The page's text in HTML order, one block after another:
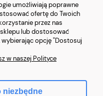
umożliwiają poprawne
ofertę do Twoich
przez nas
lub dostosować
opcję "Dostosuj
w naszej Polityce
niezbędne